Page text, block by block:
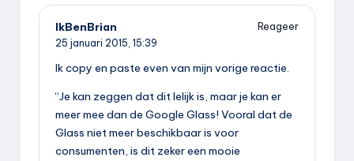
IkBenBrian
Reageer
25 januari 2015, 15:39
Ik copy en paste even van mijn vorige reactie.
“Je kan zeggen dat dit lelijk is, maar je kan er
meer mee dan de Google Glass! Vooral dat de
Glass niet meer beschikbaar is voor
consumenten, is dit zeker een mooie